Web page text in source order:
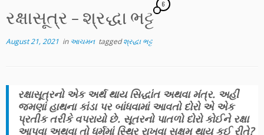
રક્ષાસૂત્ર – શ્રદ્ધા ભટ્ટ
6
August 21, 2021 in આચમન taggedશ્રદ્ધા ભટ્ટ
રક્ષાસૂત્રનો એક અર્થ થાય સિદ્ધાંત અથવા મંત્ર. અહીં
જમણાં હાથના કાંડા પર બાંધવામાં આવતો દોરો એ એક
પ્રતીક તરીકે વપરાયો છે. સૂતરનો પાતળો દોરો કોઈને રક્ષા
આપવા અથવા તો ધર્મમાં સ્થિર રાખવા સક્ષમ થાય કઈ રીતે?